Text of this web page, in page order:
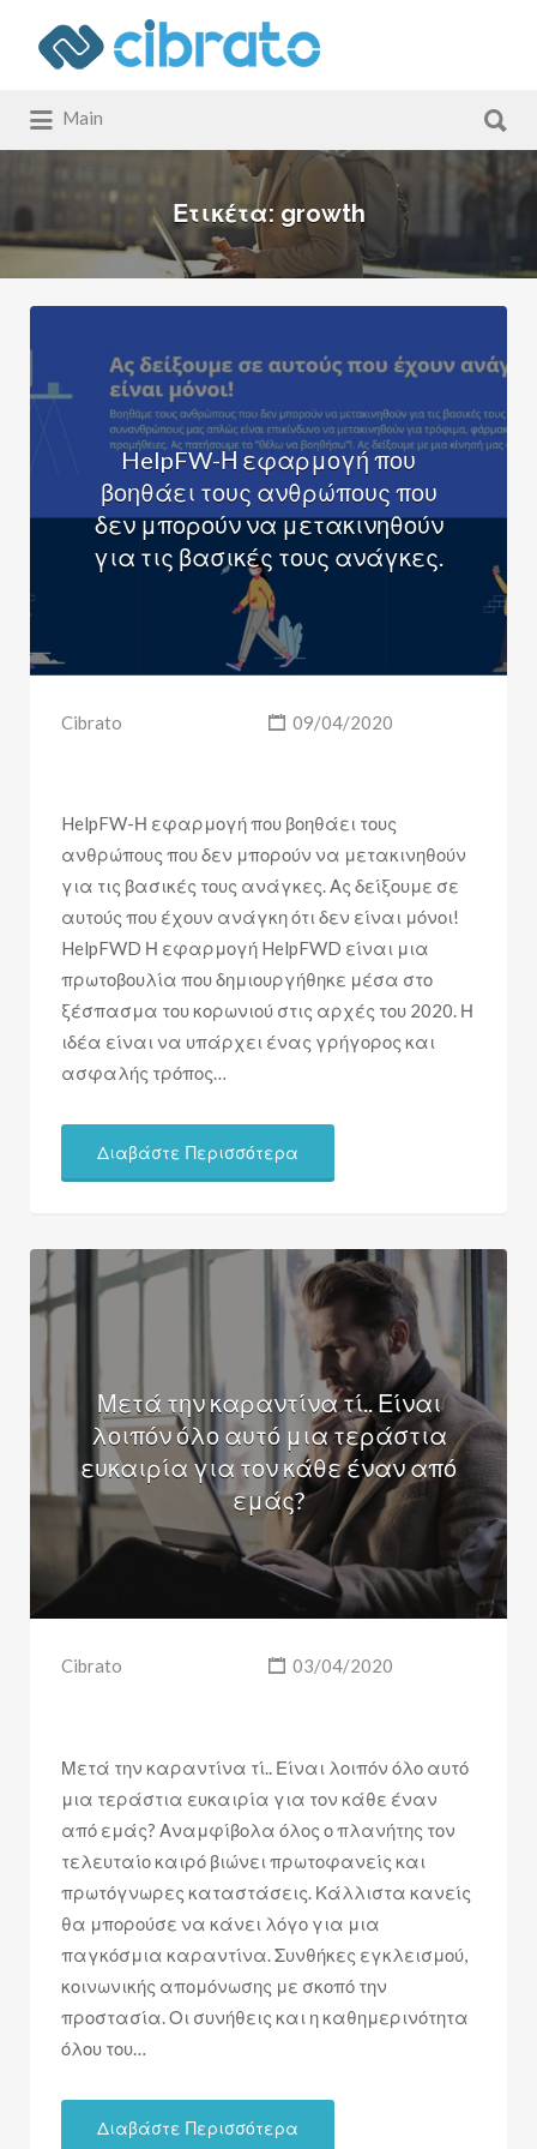
Αναζήτηση
για:
Main
για:
Ετικέτα: growth
HelpFW-Η εφαρμογή που
βοηθάει τους ανθρώπους που
δεν μπορούν να μετακινηθούν
για τις βασικές τους ανάγκες.
Cibrato 09/04/2020
HelpFW-Η εφαρμογή που βοηθάει τους
ανθρώπους που δεν μπορούν να μετακινηθούν
για τις βασικές τους ανάγκες. Ας δείξουμε σε
αυτούς που έχουν ανάγκη ότι δεν είναι μόνοι!
HelpFWD Η εφαρμογή HelpFWD είναι μια
πρωτοβουλία που δημιουργήθηκε μέσα στο
ξέσπασμα του κορωνιού στις αρχές του 2020. Η
ιδέα είναι να υπάρχει ένας γρήγορος και
ασφαλής τρόπος…
Διαβάστε Περισσότερα
Μετά την καραντίνα τί.. Είναι
λοιπόν όλο αυτό μια τεράστια
ευκαιρία για τον κάθε έναν από
εμάς?
Cibrato 03/04/2020
Μετά την καραντίνα τί.. Είναι λοιπόν όλο αυτό
μια τεράστια ευκαιρία για τον κάθε έναν
από εμάς? Αναμφίβολα όλος ο πλανήτης τον
τελευταίο καιρό βιώνει πρωτοφανείς και
πρωτόγνωρες καταστάσεις. Κάλλιστα κανείς
θα μπορούσε να κάνει λόγο για μια
παγκόσμια καραντίνα. Συνθήκες εγκλεισμού,
κοινωνικής απομόνωσης με σκοπό την
προστασία. Οι συνήθεις και η καθημερινότητα
όλου του…
Διαβάστε Περισσότερα